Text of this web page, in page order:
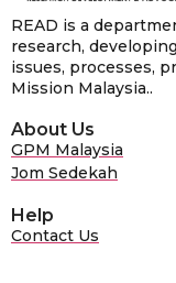
READ is a
research,
issues, processes,
Mission Malaysia..
About Us
GPM Malaysia
Jom Sedekah
Help
Contact Us